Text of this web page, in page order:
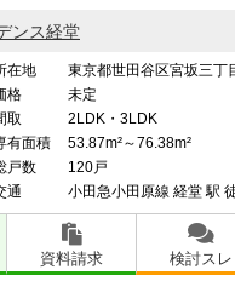
ンス経堂
在地
東京都世田谷区宮坂三丁
格
未定
取
2LDK・3LDK
有面積
53.87m²～76.38m²
戸数
120戸
通
小田急小田原線 経堂 駅
資料請求 検討スレ